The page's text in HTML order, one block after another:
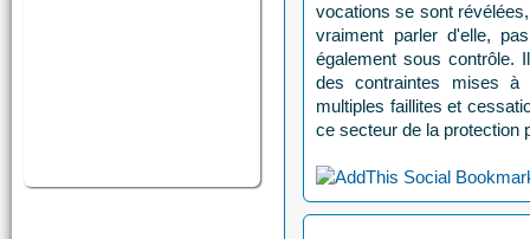
vocations se sont
vraiment parler d'elle,
également sous contrôle.
des contraintes mises
multiples faillites et
ce secteur de la protection